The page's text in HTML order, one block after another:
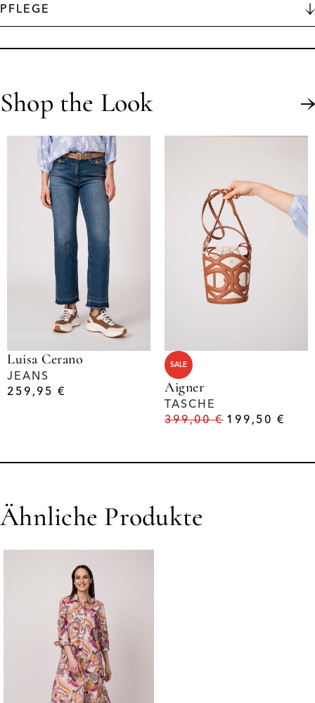
PFLEGE
Shop the Look
Luisa Cerano
JEANS
259,95 €
SALE
Aigner
TASCHE
399,00€ 199,50€
Ähnliche Produkte